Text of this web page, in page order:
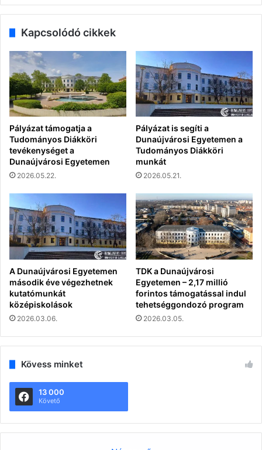
Kapcsolódó cikkek
Pályázat támogatja a
Tudományos Diákköri
tevékenységet a
Dunaújvárosi Egyetemen
2026.05.22.
Pályázat is segíti a
Dunaújvárosi Egyetemen a
Tudományos Diákköri
munkát
2026.05.21.
A Dunaújvárosi Egyetemen
második éve végezhetnek
kutatómunkát
középiskolások
2026.03.06.
TDK a Dunaújvárosi
Egyetemen – 2,17 millió
forintos támogatással indul
tehetséggondozó program
2026.03.05.
Kövess minket
13 000
Követő